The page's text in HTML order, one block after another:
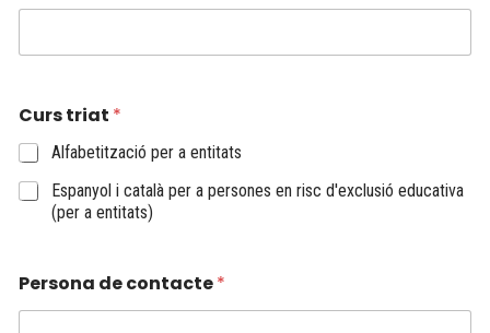
Curs triat *
Alfabetització per a entitats
Espanyol i català per a persones en risc d'exclusió educativa
(per a entitats)
Persona de contacte*